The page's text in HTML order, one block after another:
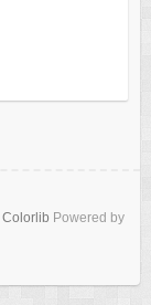
Colorlib Powered by